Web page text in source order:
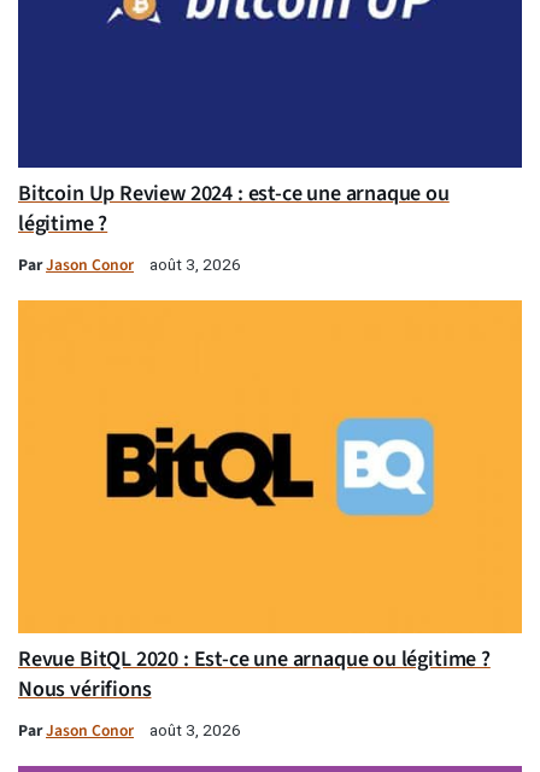
Bitcoin Up Review 2024 : est-ce une arnaque ou
légitime ?
ParJason Conor août 3, 2026
Revue BitQL 2020 : Est-ce une arnaque ou légitime ?
Nous vérifions
ParJason Conor août 3, 2026